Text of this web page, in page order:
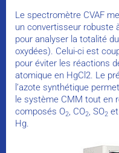
Le spectromètre CVAF
un convertisseur robuste
pour analyser la totalité
oxydées). Celui-ci est
pour éviter les réactions
atomique en HgCl2. Le
l’azote synthétique
le système CMM tout en
composés O2, CO2, SO2
Hg.